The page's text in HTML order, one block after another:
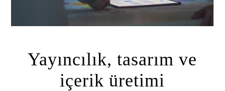
Yayıncılık, tasarım ve
içerik üretimi